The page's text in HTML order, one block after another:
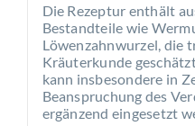
Die Rezeptur enthält
Bestandteile wie
Löwenzahnwurzel, die
Kräuterkunde
kann insbesondere in
Beanspruchung des
ergänzend eingesetzt